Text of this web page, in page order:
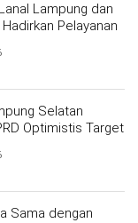
Lampung dan
Pelayanan
Selatan
Optimistis Target
Sama dengan